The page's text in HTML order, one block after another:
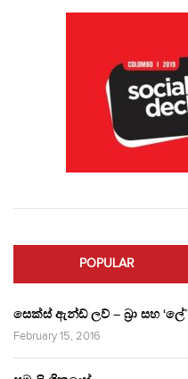
POPULAR
සෙක්ස් ඇන්ඩ් ලව් – බ්‍රා සහ ‘ලේ’
February 15, 2016